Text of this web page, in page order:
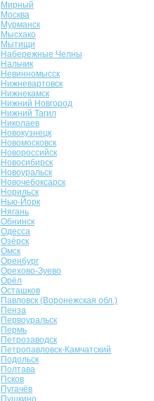
Мирный
Москва
Мурманск
Мысхако
Мытищи
Набережные Челны
Нальчик
Невинномысск
Нижневартовск
Нижнекамск
Нижний Новгород
Нижний Тагил
Николаев
Новокузнецк
Новомосковск
Новороссийск
Новосибирск
Новоуральск
Новочебоксарск
Норильск
Нью-Йорк
Нягань
Обнинск
Одесса
Озёрск
Омск
Оренбург
Орехово-Зуево
Орёл
Осташков
Павловск (Воронежская обл.)
Пенза
Первоуральск
Пермь
Петрозаводск
Петропавловск-Камчатский
Подольск
Полтава
Псков
Пугачёв
Пушкино